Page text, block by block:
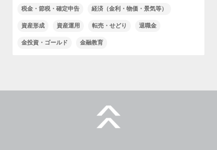
税金・節税・確定申告 経済（金利・物価・景気等）
資産形成 資産運用 転売・せどり 退職金
金投資・ゴールド 金融教育